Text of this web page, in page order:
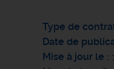
Type de
Date de
Mise à jour le